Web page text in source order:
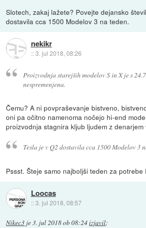
Slotech, zakaj lažete? Povejte dejansko
dostavila cca 1500 Modelov 3 na teden.
nekikr
::3. jul 2018, 08:26
Proizvodnja starejših modelov S in X je s
nespremenjena.
Čemu? A ni povpraševanje bistveno,
oni pa očitno namenoma nočejo hi-end
proizvodnja stagnira kljub ljudem z denarjem
Tesla je v Q2 dostavila cca 1500 Modelov 3
Pssst. Šteje samo najboljši teden za potrebe
Loocas
::3. jul 2018, 08:57
Nikec3 je3. jul 2018 ob 08:24izjavil: